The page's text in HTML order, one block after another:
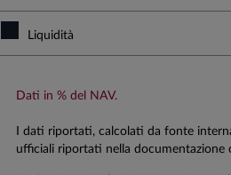
Liquidità
Dati in % del NAV.
I dati riportati, calcolati da fonte
ufficiali riportati nella documentazione